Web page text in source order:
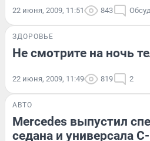
22 июня, 2009, 11:51 843
ЗДОРОВЬЕ
Не смотрите на ночь
22 июня, 2009, 11:49 819 2
АВТО
Mercedes выпустил
седана и универсала